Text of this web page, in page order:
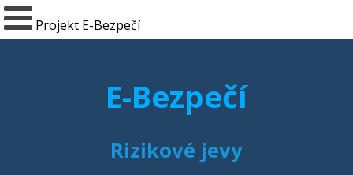
Projekt E-Bezpečí
E-Bezpečí
Rizikové jevy